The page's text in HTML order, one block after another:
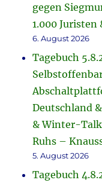
gegen
1.000 Juristen
6. August 2026
Tagebuch
Deutschland
& Winter-
Ruhs –
5. August 2026
Tagebuch